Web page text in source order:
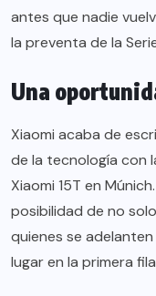
antes que nadie
la preventa de la
Una
Xiaomi acaba de
de la tecnología con
Xiaomi 15T en
posibilidad de no
quienes se
lugar en la primera